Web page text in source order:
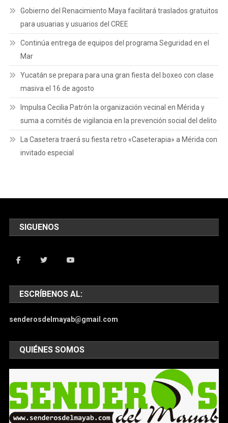
Gobierno del Renacimiento Maya facilitará traslados gratuitos
para usuarias y usuarios del CREE
Continúa entrega de equipos del programa Seguridad en el
Mar
Yucatán se prepara para una gran fiesta del boxeo con clase
masiva el 16 de agosto
Impulsa Cecilia Patrón la organización vecinal en Mérida y
suma a comités de vigilancia en la prevención social del delito
La Casetera traerá su fiesta retro «Caseterapia» a Mérida con
invitado especial
SIGUENOS
ESCRÍBENOS AL:
senderosdelmayab@gmail.com
QUIÉNES SOMOS